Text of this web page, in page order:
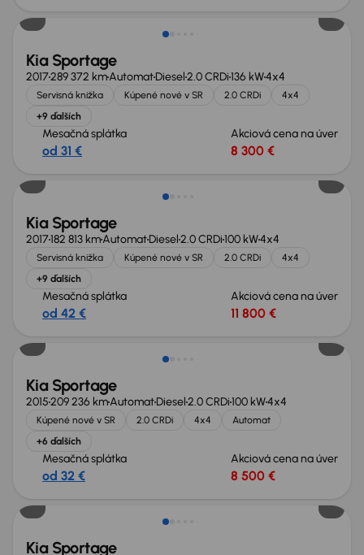
Kia Sportage
2017289 372 kmAutomatDiesel2.0 CRDi136 kW4x4
Servisná knižka Kúpené nové v SR 2.0 CRDi
4x4
+9 ďalších
Mesačná splátka
od 31 €
Akciová cena na úver
8 300 €
Kia Sportage
2017182 813 kmAutomatDiesel2.0 CRDi100 kW4x4
Servisná knižka Kúpené nové v SR 2.0 CRDi
4x4
+9 ďalších
Mesačná splátka
od 42 €
Akciová cena na úver
11 800 €
Kia Sportage
2015209 236 kmAutomatDiesel2.0 CRDi100 kW4x4
Kúpené nové v SR 2.0 CRDi 4x4
Automat
+6 ďalších
Mesačná splátka
od 32 €
Akciová cena na úver
8 500 €
Zlacnené o 700 €
Kia Sportage